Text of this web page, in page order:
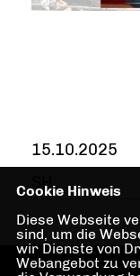
15.10.2025
SH
Cookie Hinweis
Diese Webseite
sind, um die
wir Dienste von
Webangebot zu